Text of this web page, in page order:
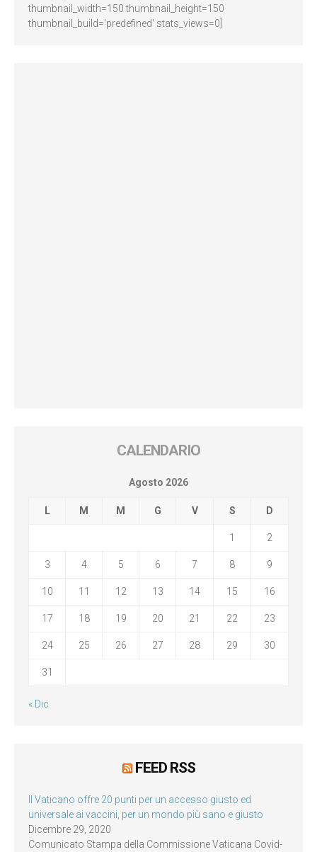
thumbnail_width=150 thumbnail_height=150
thumbnail_build='predefined' stats_views=0]
CALENDARIO
Agosto 2026
L M M G V S D
1 2
3 4 5 6 7 8 9
10 11 12 13 14 15 16
17 18 19 20 21 22 23
24 25 26 27 28 29 30
31
« Dic
FEED RSS
Il Vaticano offre 20 punti per un accesso giusto ed
universale ai vaccini, per un mondo più sano e giusto
Dicembre 29, 2020
Comunicato Stampa della Commissione Vaticana Covid-